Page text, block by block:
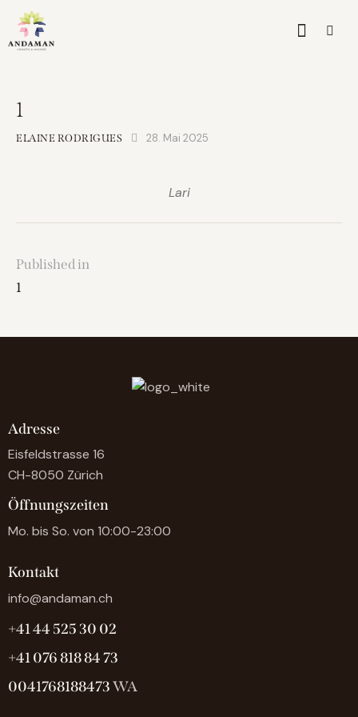
1
ELAINE RODRIGUES 28. Mai 2025
Lari
Published in
1
Adresse
Eisfeldstrasse 16
CH-8050 Zürich
Öffnungszeiten
Mo. bis So. von 10:00-23:00
Kontakt
info@andaman.ch
+41 44 525 30 02
+41 076 818 84 73
0041768188473WA